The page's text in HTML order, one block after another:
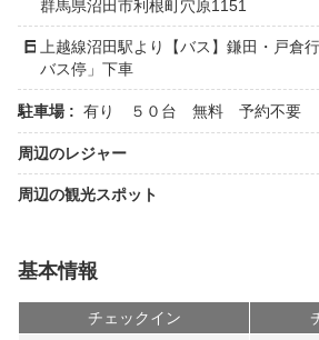
群馬県沼田市利根町穴原1151
上越線沼田駅より【バス】鎌田・戸
バス停」下車
駐車場 : 有り ５０台 無料 予約不要
周辺のレジャー
周辺の観光スポット
基本情報
チェックイン